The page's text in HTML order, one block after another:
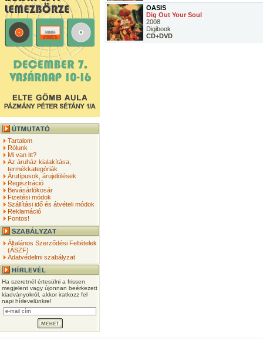
Tartalom
Rólunk
Mi van itt?
Az áruház kialakítása,
termékkategóriák
Árutípusok, árujelölések
Regisztráció
Bevásárlókosár
Fizetési módok
Szállítási idő és átvételi módok
Reklamáció
Fontos!
Általános Szerződési Feltételek
(ÁSZF)
Adatvédelmi szabályzat
Ha szeretnél értesülni a frissen
megjelent vagy újonnan beérkezett
kiadványokról, akkor iratkozz fel
napi hírlevelünkre!
OASIS
Dig Out Your Soul
2008
Digibook
CD+DVD